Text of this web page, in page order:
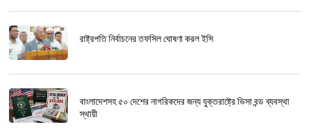
রাষ্ট্রপতি নির্বাচনের তফসিল ঘোষণা করল ইসি
বাংলাদেশসহ ৫০ দেশের নাগরিকদের জন্য যুক্তরাষ্ট্রে ভিসা বন্ড ব্যবস্থা
স্থায়ী